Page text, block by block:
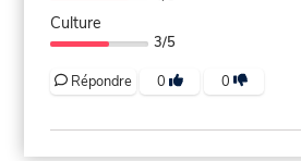
Culture
3/5
Répondre 0 0